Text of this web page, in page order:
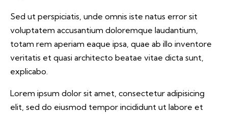
Sed ut perspiciatis, unde omnis iste natus error sit
voluptatem accusantium doloremque laudantium,
totam rem aperiam eaque ipsa, quae ab illo inventore
veritatis et quasi architecto beatae vitae dicta sunt,
explicabo.
Lorem ipsum dolor sit amet, consectetur adipisicing
elit, sed do eiusmod tempor incididunt ut labore et